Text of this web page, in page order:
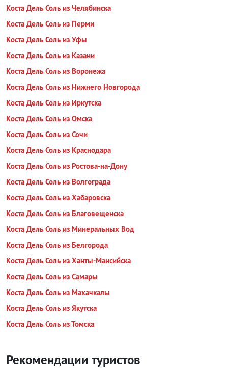
Коста Дель Соль из Челябинска
Коста Дель Соль из Перми
Коста Дель Соль из Уфы
Коста Дель Соль из Казани
Коста Дель Соль из Воронежа
Коста Дель Соль из Нижнего Новгорода
Коста Дель Соль из Иркутска
Коста Дель Соль из Омска
Коста Дель Соль из Сочи
Коста Дель Соль из Краснодара
Коста Дель Соль из Ростова-на-Дону
Коста Дель Соль из Волгограда
Коста Дель Соль из Хабаровска
Коста Дель Соль из Благовещенска
Коста Дель Соль из Минеральных Вод
Коста Дель Соль из Белгорода
Коста Дель Соль из Ханты-Мансийска
Коста Дель Соль из Самары
Коста Дель Соль из Махачкалы
Коста Дель Соль из Якутска
Коста Дель Соль из Томска
Рекомендации туристов